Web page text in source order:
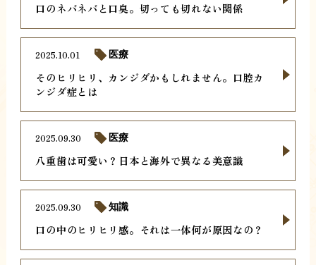
口のネバネバと口臭。切っても切れない関係
そのヒリヒリ、カンジダかもしれません。口腔カ
ンジダ症とは
2025.10.01 医療
八重歯は可愛い？日本と海外で異なる美意識
2025.09.30 医療
口の中のヒリヒリ感。それは一体何が原因なの？
2025.09.30 知識